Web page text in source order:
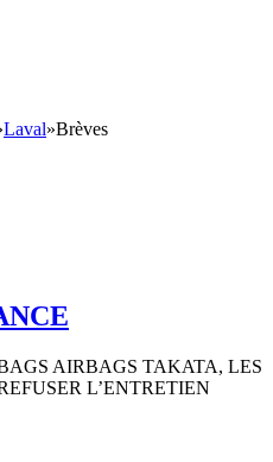
Laval»Brèves
AIRBAGS TAKATA, LES
L’ENTRETIEN